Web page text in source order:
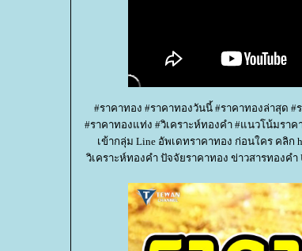
#ราคาทอง #ราคาทองวันนี้ #ราคาทองล่าสุด
#ราคาทองแท่ง #วิเคราะห์ทองคำ #แนวโน้มรา
เข้ากลุ่ม Line อัพเดทราคาทอง ก่อนใคร คลิก
วิเคราะห์ทองคำ ปัจจัยราคาทอง ข่าวสารทองค